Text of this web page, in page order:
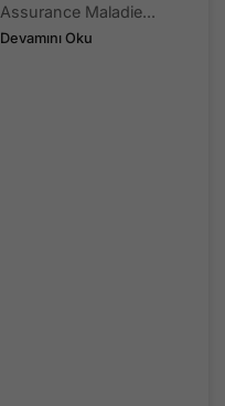
Assurance Maladie...
Devamını Oku